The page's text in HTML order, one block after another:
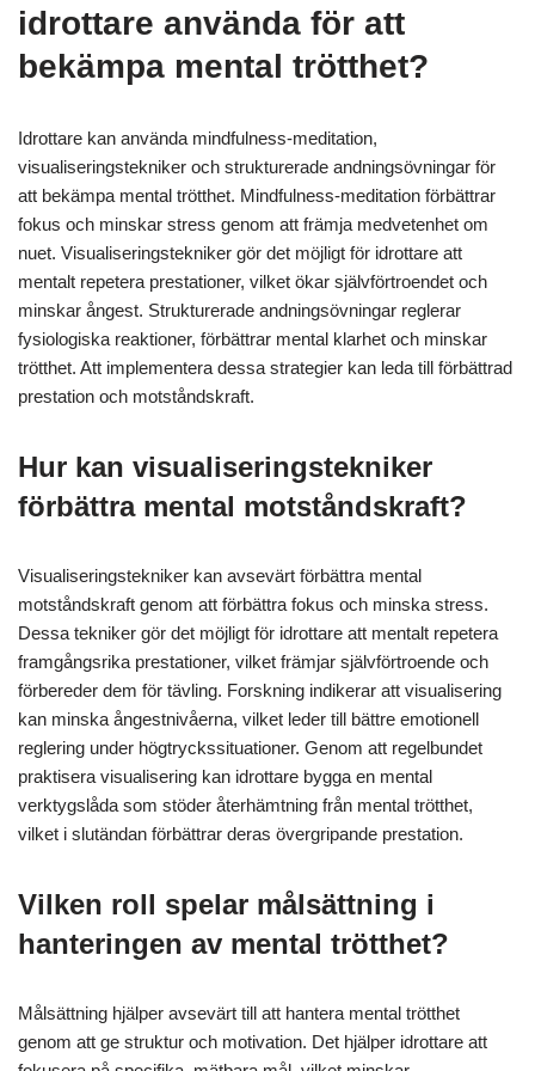
idrottare använda för att
bekämpa mental trötthet?
Idrottare kan använda mindfulness-meditation,
visualiseringstekniker och strukturerade andningsövningar för
att bekämpa mental trötthet. Mindfulness-meditation förbättrar
fokus och minskar stress genom att främja medvetenhet om
nuet. Visualiseringstekniker gör det möjligt för idrottare att
mentalt repetera prestationer, vilket ökar självförtroendet och
minskar ångest. Strukturerade andningsövningar reglerar
fysiologiska reaktioner, förbättrar mental klarhet och minskar
trötthet. Att implementera dessa strategier kan leda till förbättrad
prestation och motståndskraft.
Hur kan visualiseringstekniker
förbättra mental motståndskraft?
Visualiseringstekniker kan avsevärt förbättra mental
motståndskraft genom att förbättra fokus och minska stress.
Dessa tekniker gör det möjligt för idrottare att mentalt repetera
framgångsrika prestationer, vilket främjar självförtroende och
förbereder dem för tävling. Forskning indikerar att visualisering
kan minska ångestnivåerna, vilket leder till bättre emotionell
reglering under högtryckssituationer. Genom att regelbundet
praktisera visualisering kan idrottare bygga en mental
verktygslåda som stöder återhämtning från mental trötthet,
vilket i slutändan förbättrar deras övergripande prestation.
Vilken roll spelar målsättning i
hanteringen av mental trötthet?
Målsättning hjälper avsevärt till att hantera mental trötthet
genom att ge struktur och motivation. Det hjälper idrottare att